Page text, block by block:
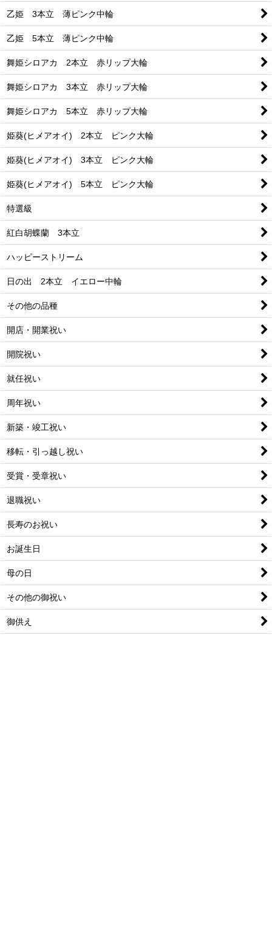
乙姫 3本立 薄ピンク中輪
乙姫 5本立 薄ピンク中輪
舞姫シロアカ 2本立 赤リップ大輪
舞姫シロアカ 3本立 赤リップ大輪
舞姫シロアカ 5本立 赤リップ大輪
姫葵(ヒメアオイ) 2本立 ピンク大輪
姫葵(ヒメアオイ) 3本立 ピンク大輪
姫葵(ヒメアオイ) 5本立 ピンク大輪
特選級
紅白胡蝶蘭 3本立
ハッピーストリーム
日の出 2本立 イエロー中輪
その他の品種
開店・開業祝い
開院祝い
就任祝い
周年祝い
新築・竣工祝い
移転・引っ越し祝い
受賞・受章祝い
退職祝い
長寿のお祝い
お誕生日
母の日
その他の御祝い
御供え